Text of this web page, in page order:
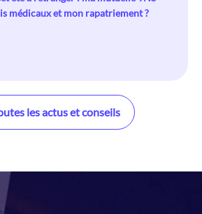
médicaux et mon rapatriement ?
les actus et conseils